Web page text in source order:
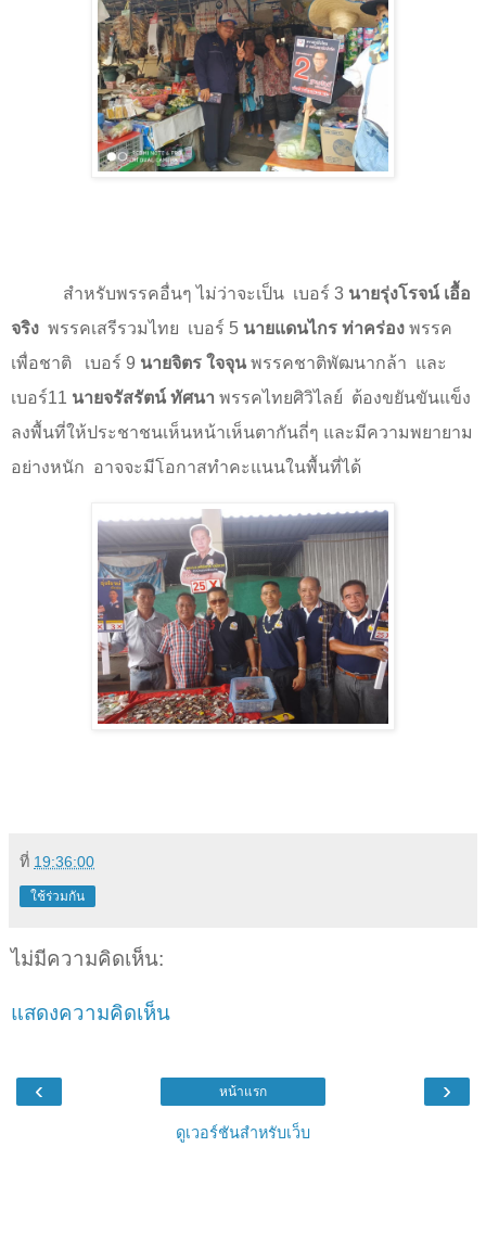
สำหรับพรรคอื่นๆ ไม่ว่าจะเป็น เบอร์ 3 นายรุ่งโรจน์ เอื้อ
จริง พรรคเสรีรวมไทย เบอร์ 5 นายแดนไกร ท่าคร่อง พรรค
เพื่อชาติ
เบอร์ 9 นายจิตร ใจจุนพรรคชาติพัฒนากล้า และ
เบอร์11 นายจรัสรัตน์ ทัศนา พรรคไทยศิวิไลย์ ต้องขยันขันแข็ง
ลงพื้นที่ให้ประชาชนเห็นหน้าเห็นตากันถี่ๆ และมีความพยายาม
อย่างหนัก อาจจะมีโอกาสทำคะแนนในพื้นที่ได้
ที่ 19:36:00
ใช้ร่วมกัน
ไม่มีความคิดเห็น:
แสดงความคิดเห็น
‹ ›
หน้าแรก
ดูเวอร์ชันสำหรับเว็บ